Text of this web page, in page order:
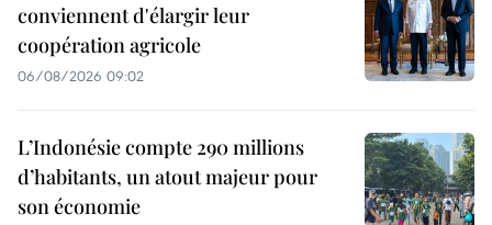
conviennent d'élargir leur
coopération agricole
06/08/2026 09:02
L’Indonésie compte 290 millions
d’habitants, un atout majeur pour
son économie